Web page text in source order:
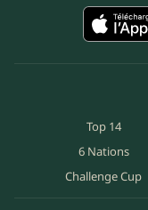
Top 14
6 Nations
Challenge Cup